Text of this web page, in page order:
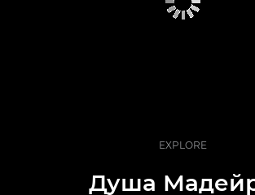
EXPLORE
Душа